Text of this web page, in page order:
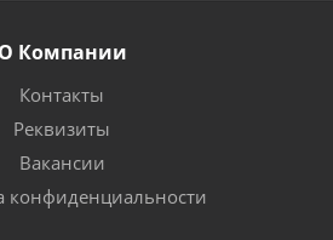
О Компании
Контакты
Реквизиты
Вакансии
конфиденциальности